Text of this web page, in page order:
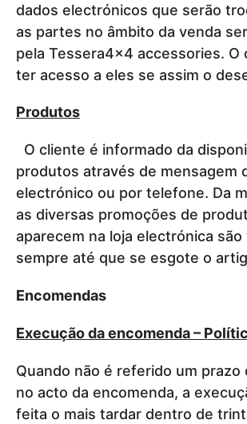
dados electrónicos que serão
as partes no âmbito da venda
pela Tessera4x4 accessories. O
ter acesso a eles se assim o
Produtos
O cliente é informado da
produtos através de mensagem
electrónico ou por telefone. Da
as diversas promoções de
aparecem na loja electrónica são
sempre até que se esgote o
Encomendas
Execução da encomenda –
Quando não é referido um prazo
no acto da encomenda, a
feita o mais tardar dentro de